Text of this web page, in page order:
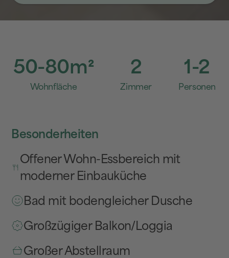
50-80m²
Wohnfläche
2
Zimmer
1-2
Personen
Besonderheiten
Offener Wohn-Essbereich mit
moderner Einbauküche
Bad mit bodengleicher Dusche
Großzügiger Balkon/Loggia
Großer Abstellraum